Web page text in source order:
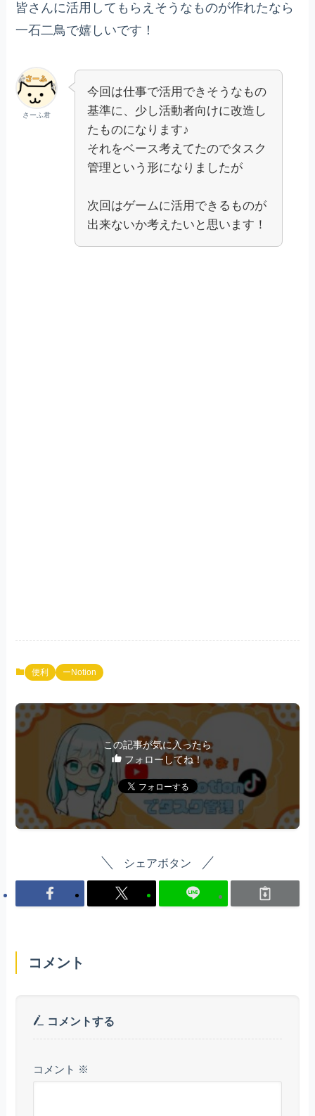
皆さんに活用してもらえそうなものが作れたなら
一石二鳥で嬉しいです！
さーふ君
今回は仕事で活用できそうなもの
基準に、少し活動者向けに改造し
たものになります♪
それをベース考えてたのでタスク
管理という形になりましたが
次回はゲームに活用できるものが
出来ないか考えたいと思います！
便利 ーNotion
この記事が気に入ったら
フォローしてね！
シェアボタン
コメント
コメントする
コメント ※